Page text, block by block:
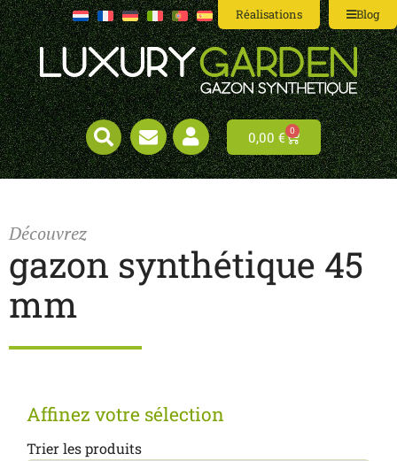
Réalisations Blog
0,00 € 0
Découvrez
gazon synthétique 45
mm
Affinez votre sélection
Trier les produits